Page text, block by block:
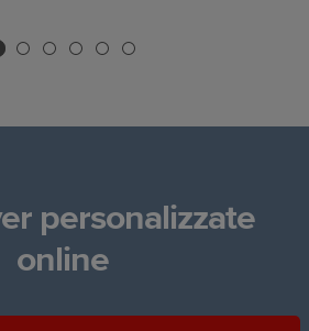
personalizzate
online